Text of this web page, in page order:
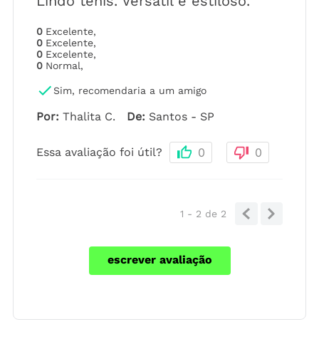
0 Excelente,
0 Excelente,
0 Excelente,
0 Normal,
Sim, recomendaria a um amigo
Por: Thalita C. De: Santos - SP
Essa avaliação foi útil? 0 0
1 - 2 de 2
escrever avaliação